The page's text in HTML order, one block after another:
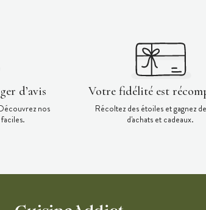
d’avis
nos
Votre fidélité est
Récoltez des étoiles et gagnez
d'achats et cadeaux.